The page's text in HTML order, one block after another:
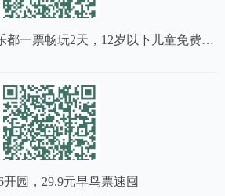
暑期遛娃首选！乐和乐都一票畅玩2天，12岁以下儿童免费入园
园，29.9元早鸟票速囤